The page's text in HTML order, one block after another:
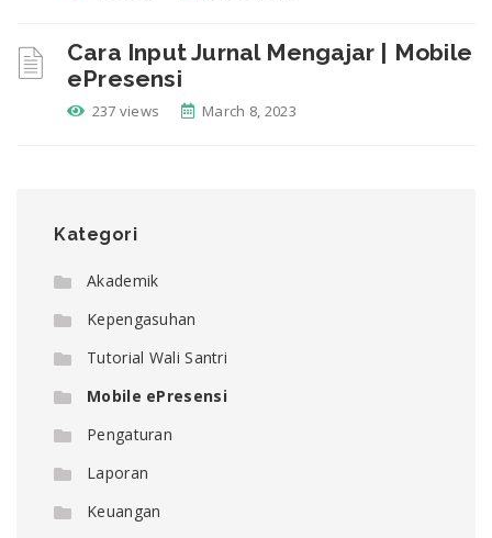
Cara Input Jurnal Mengajar | Mobile
ePresensi
237 views March 8, 2023
Kategori
Akademik
Kepengasuhan
Tutorial Wali Santri
Mobile ePresensi
Pengaturan
Laporan
Keuangan